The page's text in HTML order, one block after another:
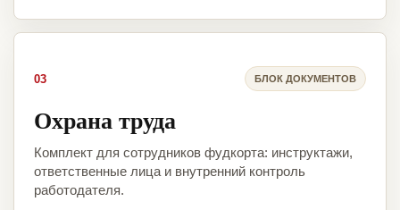
03 БЛОК ДОКУМЕНТОВ
Охрана труда
Комплект для сотрудников фудкорта: инструктажи,
ответственные лица и внутренний контроль
работодателя.